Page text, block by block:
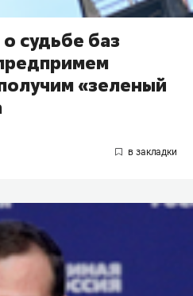
судьбе баз
«зеленый